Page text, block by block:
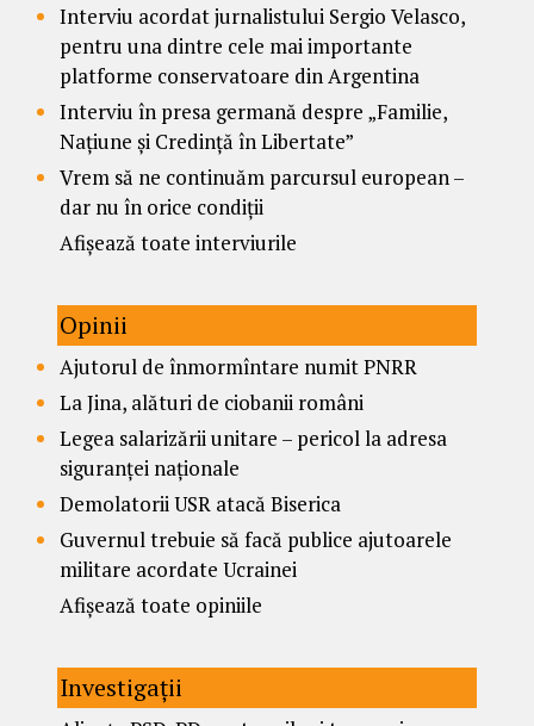
Interviu acordat jurnalistului Sergio Velasco,
pentru una dintre cele mai importante
platforme conservatoare din Argentina
Interviu în presa germană despre „Familie,
Națiune și Credință în Libertate”
Vrem să ne continuăm parcursul european –
dar nu în orice condiții
Afișează toate interviurile
Opinii
Ajutorul de înmormîntare numit PNRR
La Jina, alături de ciobanii români
Legea salarizării unitare – pericol la adresa
siguranței naționale
Demolatorii USR atacă Biserica
Guvernul trebuie să facă publice ajutoarele
militare acordate Ucrainei
Afișează toate opiniile
Investigații